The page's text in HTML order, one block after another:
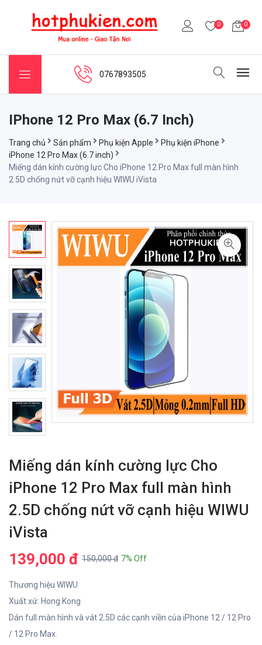
0 0
0767893505
IPhone 12 Pro Max (6.7 Inch)
Trang chủ Sản phẩm Phụ kiện Apple
Phụ kiện iPhone
iPhone 12 Pro Max (6.7 inch)
Miếng dán kính cường lực Cho iPhone 12 Pro Max full màn hình
2.5D chống nứt vỡ cạnh hiệu WIWU iVista
Miếng dán kính cường lực Cho
iPhone 12 Pro Max full màn hình
2.5D chống nứt vỡ cạnh hiệu WIWU
iVista
139,000 đ 150,000 đ 7% Off
Thương hiệu WIWU
Xuất xứ: Hong Kong
Dán full màn hình và vát 2.5D các cạnh viền của iPhone 12 / 12 Pro
/ 12 Pro Max.